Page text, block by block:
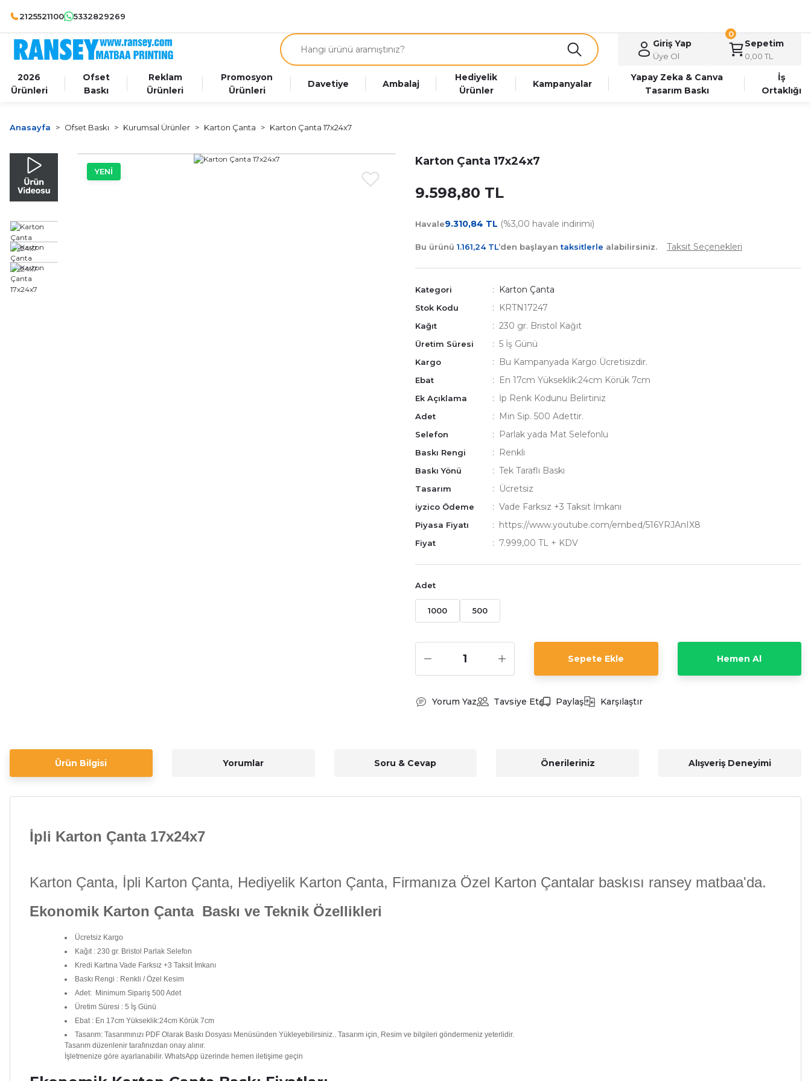
2125521100 5332829269
Giriş Yap
Üye Ol
Sepetim
0,00 TL
0
2026
Ürünleri
Ofset
Baskı
Reklam
Ürünleri
Promosyon
Ürünleri
Davetiye Ambalaj
Hediyelik
Ürünler
Kampanyalar
Yapay Zeka & Canva
Tasarım Baskı
İş
Ortaklığı
Anasayfa Ofset Baskı Kurumsal Ürünler Karton Çanta Karton Çanta 17x24x7
YENİ
Karton Çanta 17x24x7
9.598,80 TL
Havale9.310,84 TL (%3,00 havale indirimi)
Bu ürünü 1.161,24 TL’den başlayantaksitlerle alabilirsiniz. Taksit Seçenekleri
Kategori Karton Çanta
Stok Kodu KRTN17247
Kağıt 230 gr. Bristol Kağıt
Üretim Süresi 5 İş Günü
Kargo Bu Kampanyada Kargo Ücretisizdir.
Ebat En 17cm Yükseklik:24cm Körük 7cm
Ek Açıklama İp Renk Kodunu Belirtiniz
Adet Min Sip. 500 Adettir.
Selefon Parlak yada Mat Selefonlu
Baskı Rengi Renkli
Baskı Yönü Tek Taraflı Baskı
Tasarım Ücretsiz
iyzico Ödeme Vade Farksız +3 Taksit İmkanı
Piyasa Fiyatı https://www.youtube.com/embed/516YRJAnIX8
Fiyat 7.999,00 TL + KDV
Adet
1000 500
Sepete Ekle Hemen Al
Yorum Yaz Tavsiye Et Paylaş Karşılaştır
Ürün Bilgisi Yorumlar Soru & Cevap Önerileriniz Alışveriş Deneyimi
İpli Karton Çanta 17x24x7
Karton Çanta, İpli Karton Çanta, Hediyelik Karton Çanta, Firmanıza Özel Karton Çantalar baskısı ransey matbaa'da.
Ekonomik Karton Çanta Baskı ve Teknik Özellikleri
Ücretsiz Kargo
Kağıt : 230 gr. Bristol Parlak Selefon
Kredi Kartına Vade Farksız +3 Taksit İmkanı
Baskı Rengi : Renkli / Özel Kesim
Adet: Minimum Sipariş 500 Adet
Üretim Süresi : 5 İş Günü
Ebat : En 17cm Yükseklik:24cm Körük 7cm
Tasarım: Tasarımınızı PDF Olarak Baskı Dosyası Menüsünden Yükleyebilirsiniz.. Tasarım için, Resim ve bilgileri göndermeniz yeterlidir.
Tasarım düzenlenir tarafınızdan onay alınır.
İşletmenize göre ayarlanabilir. WhatsApp üzerinde hemen iletişime geçin